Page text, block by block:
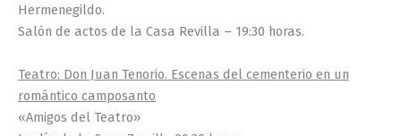
Hermenegildo.
Salón de actos de la Casa Revilla – 19:30 horas.
Teatro: Don Juan Tenorio. Escenas del cementerio en un
romántico camposanto
«Amigos del Teatro»